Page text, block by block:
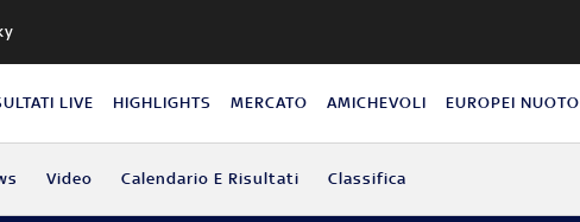
LIVE HIGHLIGHTS MERCATO AMICHEVOLI EUROPEI NUOTO
Video Calendario E Risultati Classifica